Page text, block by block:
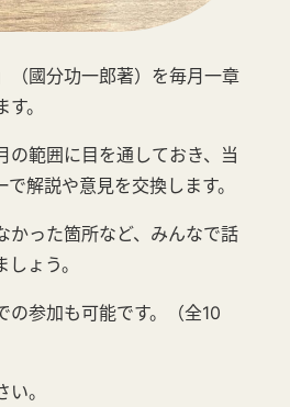
（國分功一郎著）を毎月一章
。
の範囲に目を通しておき、当
解説や意見を交換します。
かった箇所など、みんなで話
ょう。
の参加も可能です。（全10
。